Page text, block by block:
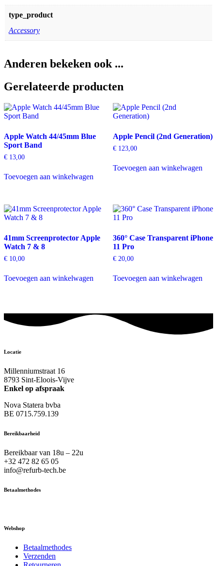
type_product
Accessory
Anderen bekeken ook ...
Gerelateerde producten
Apple Watch 44/45mm Blue
Sport Band
€ 13,00
Toevoegen aan winkelwagen
Apple Pencil (2nd Generation)
€123,00
Toevoegen aan winkelwagen
41mm Screenprotector Apple
Watch 7 & 8
€ 10,00
Toevoegen aan winkelwagen
360° Case Transparent iPhone
11 Pro
€20,00
Toevoegen aan winkelwagen
Locatie
Millenniumstraat 16
8793 Sint-Eloois-Vijve
Enkel op afspraak
Nova Statera bvba
BE 0715.759.139
Bereikbaarheid
Bereikbaar van 18u – 22u
+32 472 82 65 05
info@refurb-tech.be
Betaalmethodes
Webshop
Betaalmethodes
Verzenden